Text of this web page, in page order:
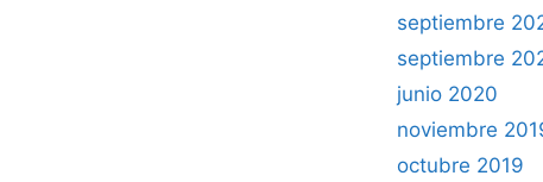
septiembre
septiembre
junio 2020
noviembre
octubre 2019